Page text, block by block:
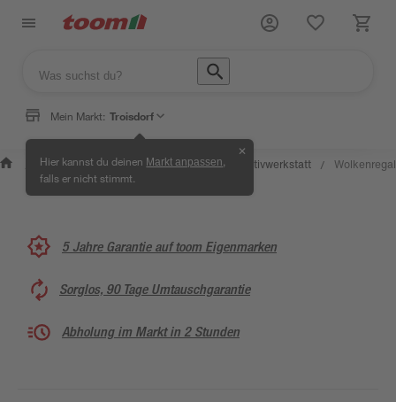
Mein Markt: Troisdorf
Hier kannst du deinen Markt anpassen
falls er nicht stimmt.
✕
Wissen &
Service
/
Selbermachen &
Ratgeber
/ Kreativwerkstatt / Wolkenregal
5 Jahre Garantie auf toom Eigenmarken
Sorglos, 90 Tage Umtauschgarantie
Abholung im Markt in 2 Stunden